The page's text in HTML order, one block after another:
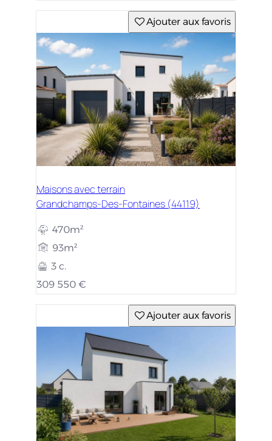
Ajouter aux favoris
Maisons avec terrain
Grandchamps-Des-Fontaines (44119)
470m²
93m²
3 c.
309 550 €
Ajouter aux favoris